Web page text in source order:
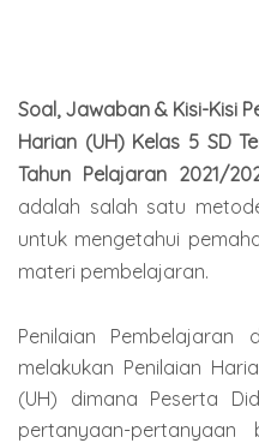
Soal, Jawaban & Kisi-Kisi
Harian (UH) Kelas 5 SD
Tahun Pelajaran 2021/
adalah salah satu
untuk mengetahui
materi pembelajaran.
Penilaian Pembelajaran
melakukan Penilaian
(UH) dimana Peserta
pertanyaan-